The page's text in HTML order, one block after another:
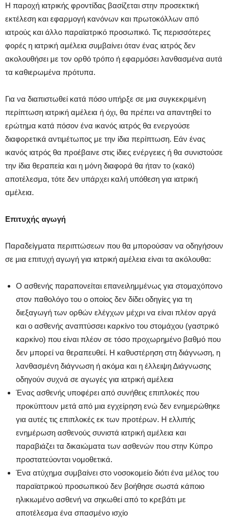
Η παροχή ιατρικής φροντίδας βασίζεται στην προσεκτική
εκτέλεση και εφαρμογή κανόνων και πρωτοκόλλων από
ιατρούς και άλλο παραϊατρικό προσωπικό. Τις περισσότερες
φορές η ιατρική αμέλεια συμβαίνει όταν ένας ιατρός δεν
ακολουθήσει με τον ορθό τρόπο ή εφαρμόσει λανθασμένα αυτά
τα καθιερωμένα πρότυπα.
Για να διαπιστωθεί κατά πόσο υπήρξε σε μια συγκεκριμένη
περίπτωση ιατρική αμέλεια ή όχι, θα πρέπει να απαντηθεί το
ερώτημα κατά πόσον ένα ικανός ιατρός θα ενεργούσε
διαφορετικά αντιμέτωπος με την ίδια περίπτωση. Εάν ένας
ικανός ιατρός θα προέβαινε στις ίδιες ενέργειες ή θα συνιστούσε
την ίδια θεραπεία και η μόνη διαφορά θα ήταν το (κακό)
αποτέλεσμα, τότε δεν υπάρχει καλή υπόθεση για ιατρική
αμέλεια.
Επιτυχής αγωγή
Παραδείγματα περιπτώσεων που θα μπορούσαν να οδηγήσουν
σε μια επιτυχή αγωγή για ιατρική αμέλεια είναι τα ακόλουθα:
Ο ασθενής παραπονείται επανειλημμένως για στομαχόπονο
στον παθολόγο του ο οποίος δεν δίδει οδηγίες για τη
διεξαγωγή των ορθών ελέγχων μέχρι να είναι πλέον αργά
και ο ασθενής αναπτύσσει καρκίνο του στομάχου (γαστρικό
καρκίνο) που είναι πλέον σε τόσο προχωρημένο βαθμό που
δεν μπορεί να θεραπευθεί. Η καθυστέρηση στη διάγνωση, η
λανθασμένη διάγνωση ή ακόμα και η έλλειψη Διάγνωσης
οδηγούν συχνά σε αγωγές για ιατρική αμέλεια
Ένας ασθενής υποφέρει από συνήθεις επιπλοκές που
προκύπτουν μετά από μια εγχείρηση ενώ δεν ενημερώθηκε
για αυτές τις επιπλοκές εκ των προτέρων. Η ελλιπής
ενημέρωση ασθενούς συνιστά ιατρική αμέλεια και
παραβιάζει τα δικαιώματα των ασθενών που στην Κύπρο
προστατεύονται νομοθετικά.
Ένα ατύχημα συμβαίνει στο νοσοκομείο διότι ένα μέλος του
παραϊατρικού προσωπικού δεν βοήθησε σωστά κάποιο
ηλικιωμένο ασθενή να σηκωθεί από το κρεβάτι με
αποτέλεσμα ένα σπασμένο ισχίο